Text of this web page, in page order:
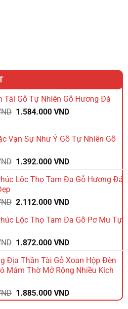
Tài Gỗ Tự Nhiên Gỗ Hương Đá
Giá
1.980.000 VND.
1.584.000VNDGiá
là:
Vạn Sự Như Ý Gỗ Tự Nhiên Gỗ
Giá
là:
1.392.000VNDGiá
tại
1.392.000 VND.
Lộc Thọ Tam Đa Gỗ Hương Đá
Giá
là:
2.112.000VNDGiá
tại
2.112.000 VND.
Lộc Thọ Tam Đa Gỗ Pơ Mu Tự
Giá
là:
2.340.000 VND.
1.872.000VNDGiá
tại
là:
Địa Thần Tài Gỗ Xoan Hộp Đèn
Mâm Thờ Mở Rộng Nhiều Kích
Giá
gốc
1.885.000VNDGiá
hiện